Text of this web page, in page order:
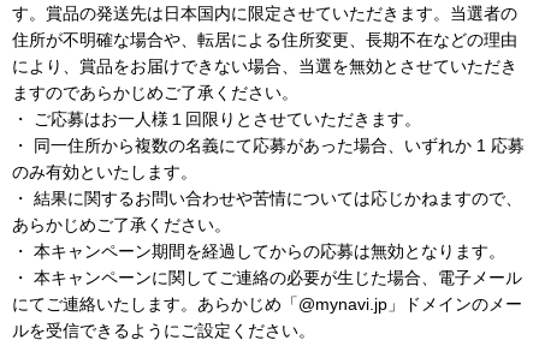
す。賞品の発送先は日本国内に限定させていただきます。当選者の
住所が不明確な場合や、転居による住所変更、長期不在などの理由
により、賞品をお届けできない場合、当選を無効とさせていただき
ますのであらかじめご了承ください。
・ ご応募はお一人様１回限りとさせていただきます。
・ 同一住所から複数の名義にて応募があった場合、いずれか 1 応募
のみ有効といたします。
・ 結果に関するお問い合わせや苦情については応じかねますので、
あらかじめご了承ください。
・ 本キャンペーン期間を経過してからの応募は無効となります。
・ 本キャンペーンに関してご連絡の必要が生じた場合、電子メール
にてご連絡いたします。あらかじめ「@mynavi.jp」ドメインのメー
ルを受信できるようにご設定ください。